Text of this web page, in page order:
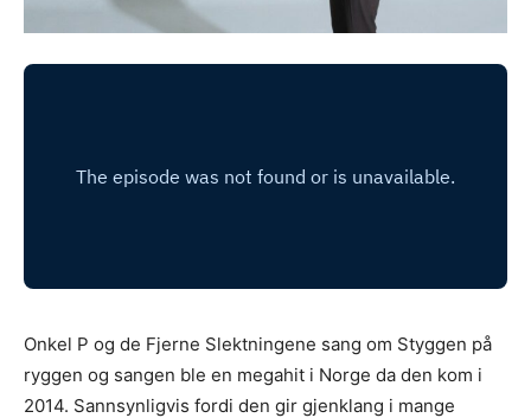
Onkel P og de Fjerne Slektningene sang om Styggen på
ryggen og sangen ble en megahit i Norge da den kom i
2014. Sannsynligvis fordi den gir gjenklang i mange